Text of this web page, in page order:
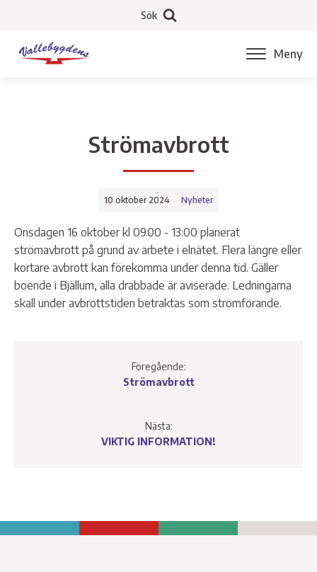
Sök
Meny
Strömavbrott
10 oktober 2024 Nyheter
Onsdagen 16 oktober kl 09.00 - 13:00 planerat
strömavbrott på grund av arbete i elnätet. Flera längre eller
kortare avbrott kan förekomma under denna tid. Gäller
boende i Bjällum, alla drabbade är aviserade. Ledningarna
skall under avbrottstiden betraktas som strömförande.
Föregående:
Strömavbrott
Nästa:
VIKTIG INFORMATION!